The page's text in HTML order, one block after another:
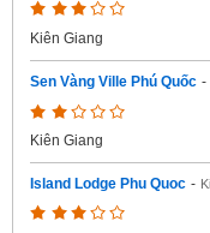
Kiên Giang
Sen Vàng Ville Phú Quốc -
Kiên Giang
Island Lodge Phu Quoc -